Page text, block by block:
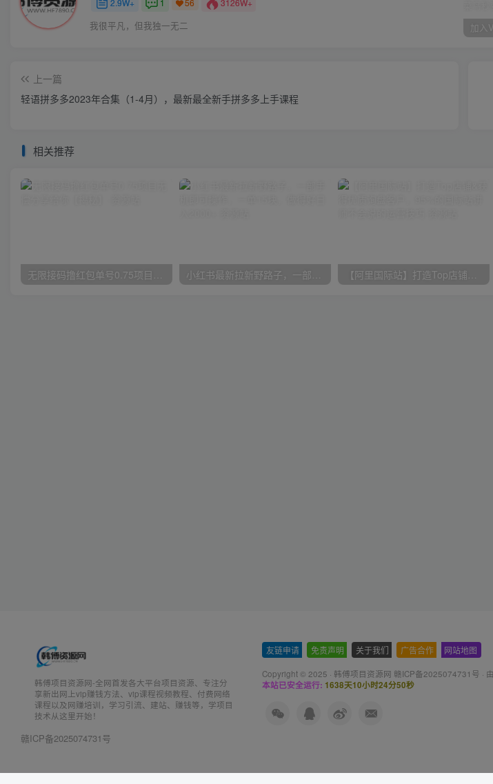
56
我很平凡，但我独一无二
上一篇
轻语拼多多2023年合集（1-4月），最新最全新手拼多多上手课程
相关推荐
韩傅项目资源网-全网首发各大平台项目资源、专注分
享新出网上vip赚钱方法、vip课程视频教程、付费网络
课程以及网赚培训，学习引流、建站、赚钱等，学项目
技术从这里开始！
友链申请 免责声明 关于我们 广告合作 网站地图
Copyright © 2025 · 韩傅项目资源网 赣ICP备2025074731号 · 由
本站已安全运行: 1638天10小时24分51秒
赣ICP备2025074731号